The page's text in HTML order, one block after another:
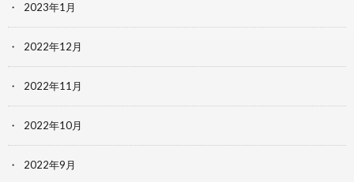
2023年1月
2022年12月
2022年11月
2022年10月
2022年9月